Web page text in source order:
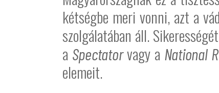
kétségbe meri vonni, azt a
szolgálatában áll.
a Spectatorvagy a National
elemeit.